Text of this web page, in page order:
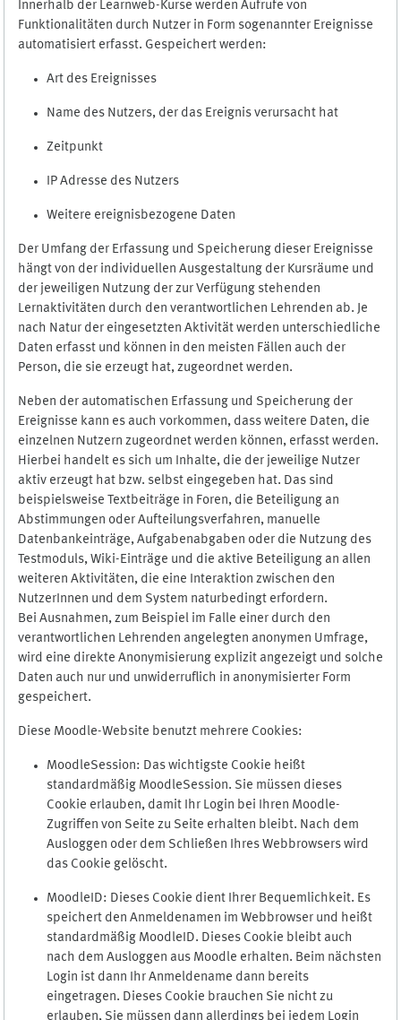
Innerhalb der Learnweb-Kurse werden Aufrufe von
Funktionalitäten durch Nutzer in Form sogenannter Ereignisse
automatisiert erfasst. Gespeichert werden:
Art des Ereignisses
Name des Nutzers, der das Ereignis verursacht hat
Zeitpunkt
IP Adresse des Nutzers
Weitere ereignisbezogene Daten
Der Umfang der Erfassung und Speicherung dieser Ereignisse
hängt von der individuellen Ausgestaltung der Kursräume und
der jeweiligen Nutzung der zur Verfügung stehenden
Lernaktivitäten durch den verantwortlichen Lehrenden ab. Je
nach Natur der eingesetzten Aktivität werden unterschiedliche
Daten erfasst und können in den meisten Fällen auch der
Person, die sie erzeugt hat, zugeordnet werden.
Neben der automatischen Erfassung und Speicherung der
Ereignisse kann es auch vorkommen, dass weitere Daten, die
einzelnen Nutzern zugeordnet werden können, erfasst werden.
Hierbei handelt es sich um Inhalte, die der jeweilige Nutzer
aktiv erzeugt hat bzw. selbst eingegeben hat. Das sind
beispielsweise Textbeiträge in Foren, die Beteiligung an
Abstimmungen oder Aufteilungsverfahren, manuelle
Datenbankeinträge, Aufgabenabgaben oder die Nutzung des
Testmoduls, Wiki-Einträge und die aktive Beteiligung an allen
weiteren Aktivitäten, die eine Interaktion zwischen den
NutzerInnen und dem System naturbedingt erfordern.
Bei Ausnahmen, zum Beispiel im Falle einer durch den
verantwortlichen Lehrenden angelegten anonymen Umfrage,
wird eine direkte Anonymisierung explizit angezeigt und solche
Daten auch nur und unwiderruflich in anonymisierter Form
gespeichert.
Diese Moodle-Website benutzt mehrere Cookies:
MoodleSession: Das wichtigste Cookie heißt
standardmäßig MoodleSession. Sie müssen dieses
Cookie erlauben, damit Ihr Login bei Ihren Moodle-
Zugriffen von Seite zu Seite erhalten bleibt. Nach dem
Ausloggen oder dem Schließen Ihres Webbrowsers wird
das Cookie gelöscht.
MoodleID: Dieses Cookie dient Ihrer Bequemlichkeit. Es
speichert den Anmeldenamen im Webbrowser und heißt
standardmäßig MoodleID. Dieses Cookie bleibt auch
nach dem Ausloggen aus Moodle erhalten. Beim nächsten
Login ist dann Ihr Anmeldename dann bereits
eingetragen. Dieses Cookie brauchen Sie nicht zu
erlauben, Sie müssen dann allerdings bei jedem Login